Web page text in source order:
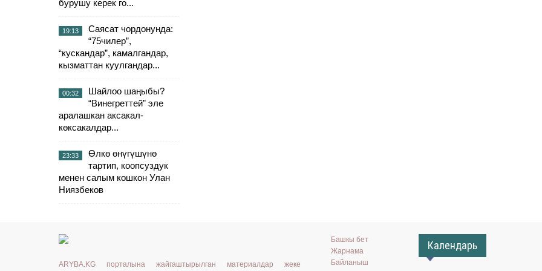
бурушу керек го...
19:13
Саясат чордонунда:
“75чилер”,
“кускандар”, камалгандар,
кызматтан куулгандар...
00:32
Шайлоо шаңыбы?
“Винегреттей” эле
аралашкан аксакал-
көксакалдар...
23:33
Өлкө өнүгүшүнө
тартип, коопсуздук
менен салым кошкон Улан
Ниязбеков
ARYBA.KG порталына жайгаштырылган материалдар жеке
Башкы бет
Жарнама
Байланыш
Календарь